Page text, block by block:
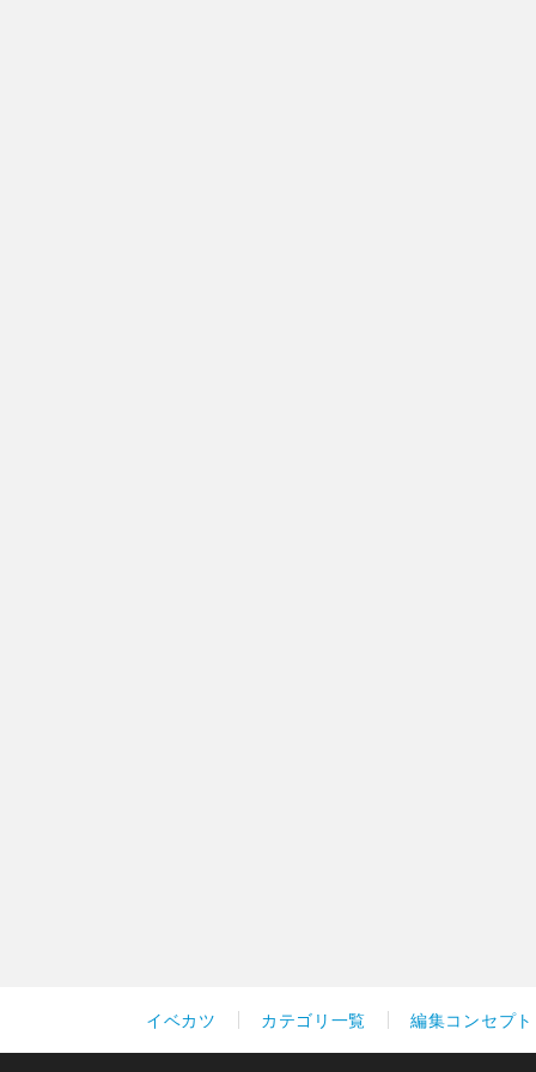
イベカツ カテゴリ一覧 編集コンセプト